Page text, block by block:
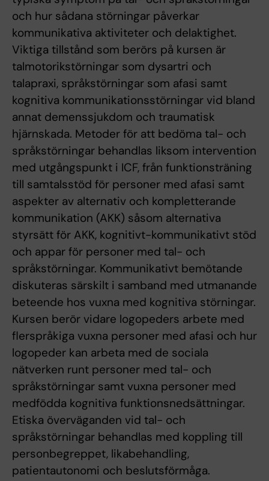
och hur sådana störningar påverkar
kommunikativa aktiviteter och delaktighet.
Viktiga tillstånd som berörs på kursen är
talmotorikstörningar som dysartri och
talapraxi, språkstörningar som afasi samt
kognitiva kommunikationsstörningar vid bland
annat demenssjukdom och traumatisk
hjärnskada. Metoder för att bedöma tal- och
språkstörningar behandlas liksom intervention
med utgångspunkt i ICF, från funktionsträning
till samtalsstöd för personer med afasi samt
aspekter av alternativ och kompletterande
kommunikation (AKK) såsom alternativa
styrsätt för AKK, kognitivt-kommunikativt stöd
och appar för personer med tal- och
språkstörningar. Kommunikativt bemötande
diskuteras särskilt i samband med utmanande
beteende hos vuxna med kognitiva störningar.
Kursen berör vidare logopeders arbete med
flerspråkiga vuxna personer med afasi och hur
logopeder kan arbeta med de sociala
nätverken runt personer med tal- och
språkstörningar samt vuxna personer med
medfödda kognitiva funktionsnedsättningar.
Etiska överväganden vid tal- och
språkstörningar behandlas med koppling till
personbegreppet, likabehandling,
patientautonomi och beslutsförmåga.